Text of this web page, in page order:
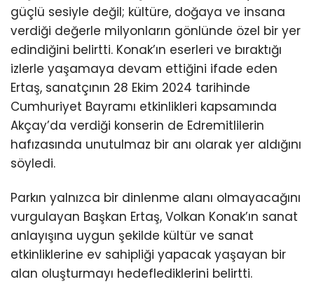
güçlü sesiyle değil; kültüre, doğaya ve insana
verdiği değerle milyonların gönlünde özel bir yer
edindiğini belirtti. Konak’ın eserleri ve bıraktığı
izlerle yaşamaya devam ettiğini ifade eden
Ertaş, sanatçının 28 Ekim 2024 tarihinde
Cumhuriyet Bayramı etkinlikleri kapsamında
Akçay’da verdiği konserin de Edremitlilerin
hafızasında unutulmaz bir anı olarak yer aldığını
söyledi.
Parkın yalnızca bir dinlenme alanı olmayacağını
vurgulayan Başkan Ertaş, Volkan Konak’ın sanat
anlayışına uygun şekilde kültür ve sanat
etkinliklerine ev sahipliği yapacak yaşayan bir
alan oluşturmayı hedeflediklerini belirtti.